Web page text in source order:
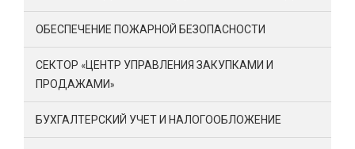
ОБЕСПЕЧЕНИЕ ПОЖАРНОЙ БЕЗОПАСНОСТИ
СЕКТОР «ЦЕНТР УПРАВЛЕНИЯ ЗАКУПКАМИ И
ПРОДАЖАМИ»
БУХГАЛТЕРСКИЙ УЧЕТ И НАЛОГООБЛОЖЕНИЕ